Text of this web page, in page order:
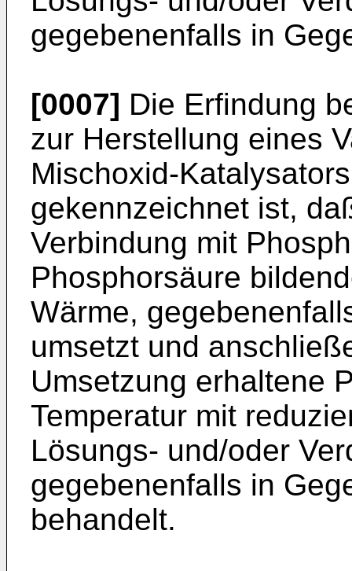
gegebenenfalls in
[0007] Die Erfindung
zur Herstellung eines
Mischoxid-
gekennzeichnet ist,
Verbindung mit
Phosphorsäure
Wärme,
umsetzt und
Umsetzung erhaltene
Temperatur mit
Lösungs- und/oder
gegebenenfalls in
behandelt.